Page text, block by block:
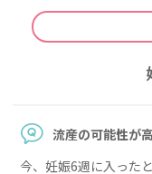
流産の可能性が
今、妊娠6週に入った